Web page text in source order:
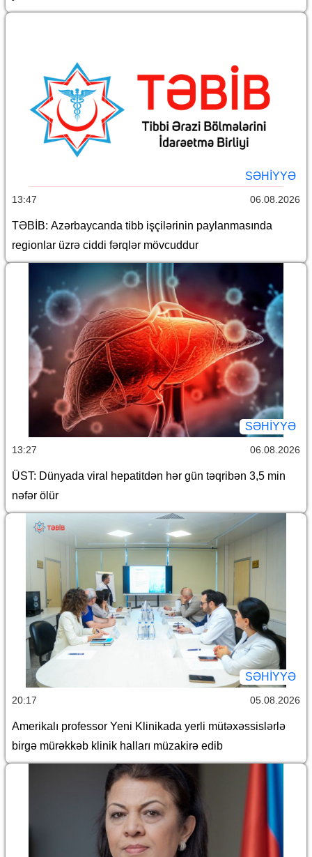
SƏHIYYƏ
13:47 06.08.2026
TƏBİB: Azərbaycanda tibb işçilərinin paylanmasında
regionlar üzrə ciddi fərqlər mövcuddur
SƏHIYYƏ
13:27 06.08.2026
ÜST: Dünyada viral hepatitdən hər gün təqribən 3,5 min
nəfər ölür
SƏHIYYƏ
20:17 05.08.2026
Amerikalı professor Yeni Klinikada yerli mütəxəssislərlə
birgə mürəkkəb klinik halları müzakirə edib